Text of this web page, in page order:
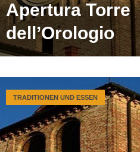
Apertura Torre
dell’Orologio
TRADITIONEN UND ESSEN